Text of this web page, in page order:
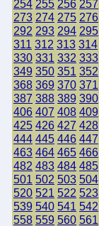
254 255 256 257
273 274 275 276
292 293 294 295
311 312 313 314
330 331 332 333
349 350 351 352
368 369 370 371
387 388 389 390
406 407 408 409
425 426 427 428
444 445 446 447
463 464 465 466
482 483 484 485
501 502 503 504
520 521 522 523
539 540 541 542
558 559 560 561